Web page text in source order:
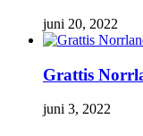
juni 20, 2022
Grattis
juni 3, 2022